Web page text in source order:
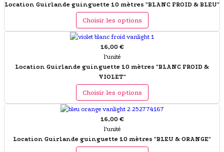
Location Guirlande guinguette 10 mètres "BLANC FROID & BLEU"
Choisir les options
16,00 €
l'unité
Location Guirlande guinguette 10 mètres "BLANC FROID &
VIOLET"
Choisir les options
16,00 €
l'unité
Location Guirlande guinguette 10 mètres "BLEU & ORANGE"